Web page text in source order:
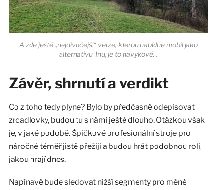
A zde ještě „nejdivočejší“ verze, kterou nabídne mobil jako
alternativu. Inu, je to návykové…
Závěr, shrnutí a verdikt
Co z toho tedy plyne? Bylo by předčasné odepisovat
zrcadlovky, budou tu s námi ještě dlouho. Otázkou však
je, v jaké podobě. Špičkové profesionální stroje pro
náročné téměř jistě přežijí a budou hrát podobnou roli,
jakou hrají dnes.
Napínavé bude sledovat nižší segmenty pro méně